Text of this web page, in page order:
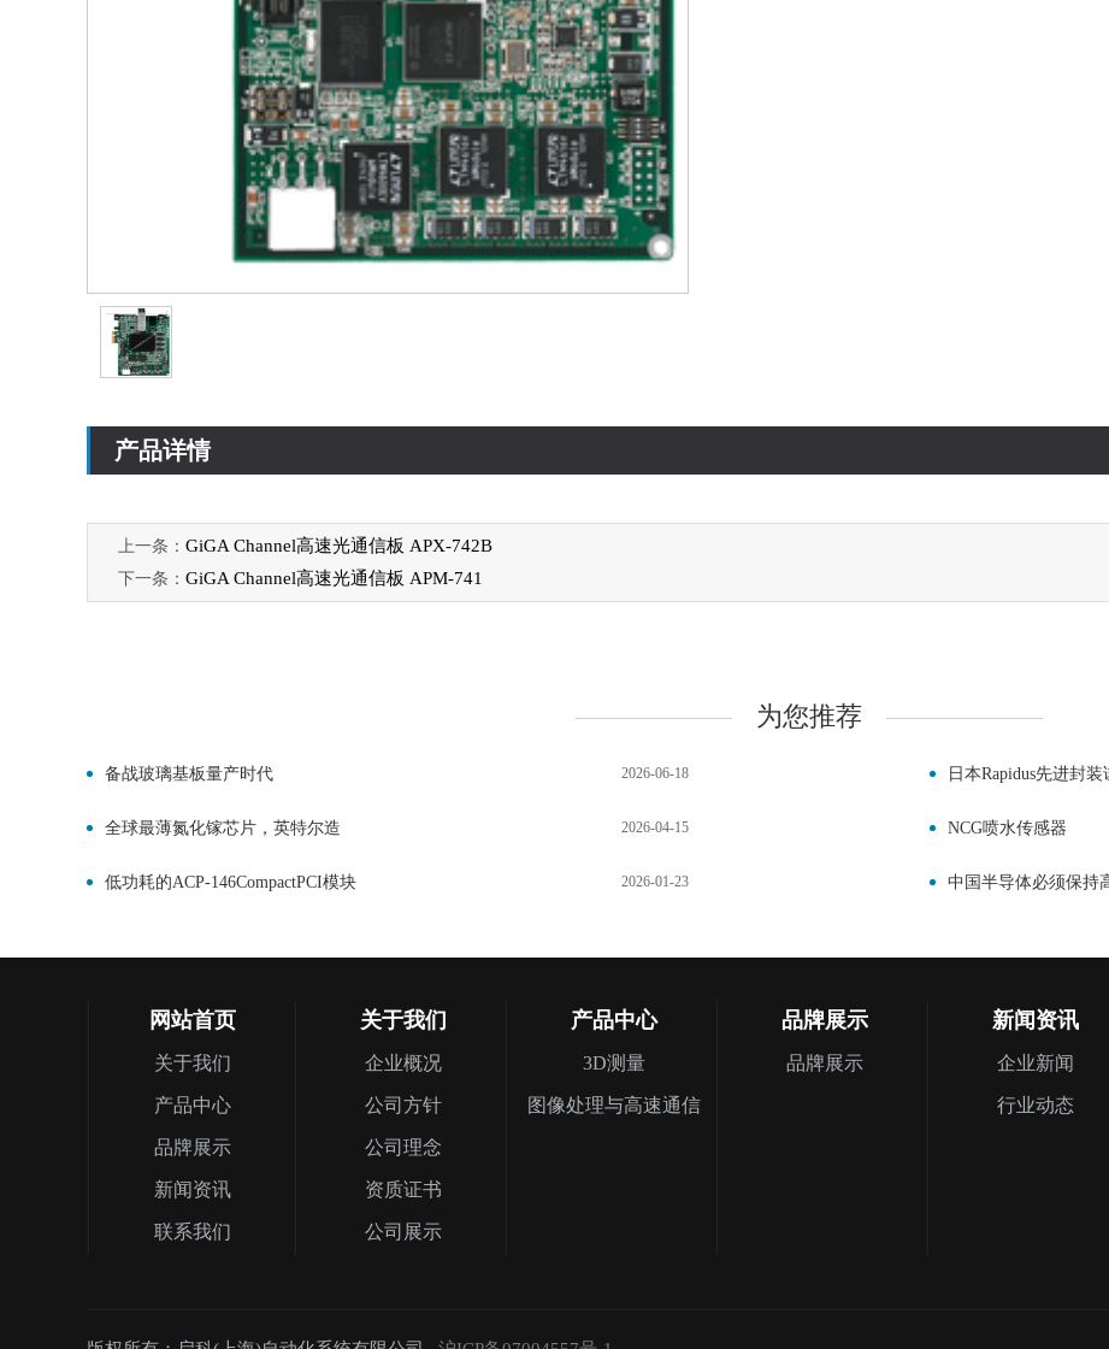
产品详情
上一条： GiGA Channel高速光通信板 APX-742B
下一条： GiGA Channel高速光通信板 APM-741
为您推荐
备战玻璃基板量产时代 2026-06-18 日本Rapidus先进封
全球最薄氮化镓芯片，英特尔造 2026-04-15 NCG喷水传感器
低功耗的ACP-146CompactPCI模块 2026-01-23 中国半导体必须保持
网站首页
关于我们
产品中心
品牌展示
新闻资讯
联系我们
关于我们
企业概况
公司方针
公司理念
资质证书
公司展示
产品中心
3D测量
图像处理与高速通信
品牌展示
品牌展示
新闻资讯
企业新闻
行业动态